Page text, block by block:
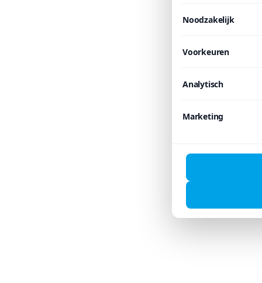
Noodzakelijk
Voorkeuren
Analytisch
Marketing